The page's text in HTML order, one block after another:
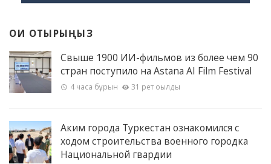
ОҚИ ОТЫРЫҢЫЗ
Свыше 1900 ИИ-фильмов из более чем 90
стран поступило на Astana AI Film Festival
4 часа бұрын 31 рет оқылды
Аким города Туркестан ознакомился с
ходом строительства военного городка
Национальной гвардии